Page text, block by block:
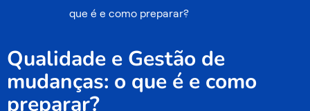
que é e como preparar?
Qualidade e Gestão de
mudanças: o que é e como
preparar?